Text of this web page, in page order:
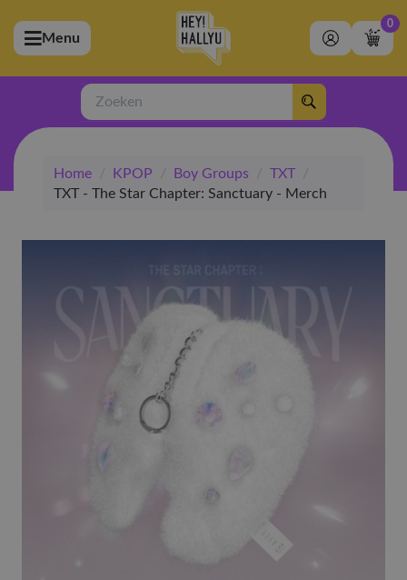
(Artiesten)
(Merchandise)
(Exclusive)
(Winkel)
Menu
0
Zoeken
Home / KPOP / Boy Groups / TXT
/
TXT - The Star Chapter: Sanctuary - Merch